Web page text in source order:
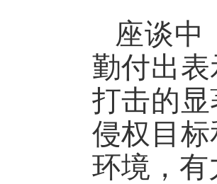
座谈中
勤付出
打击的
侵权目
环境，